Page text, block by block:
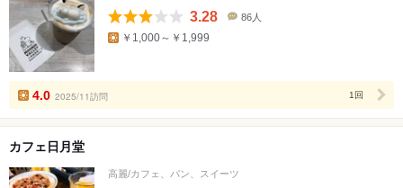
3.28
数
86人
￥1,000～￥1,999
4.0 2025/11訪問 1回
カフェ日月堂
高麗/カフェ、パン、スイーツ